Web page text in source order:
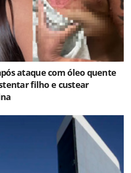
ataque com óleo quente
filho e custear